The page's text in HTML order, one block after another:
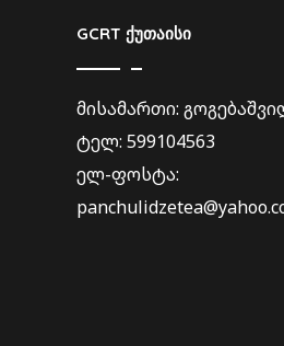
GCRT ქუთაისი
მისამართი:
ტელ: 599104563
ელ-ფოსტა: